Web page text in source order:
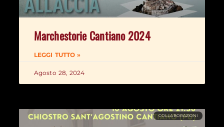
Marchestorie Cantiano 2024
LEGGI TUTTO »
Agosto 28, 2024
COLLABORAZIONI